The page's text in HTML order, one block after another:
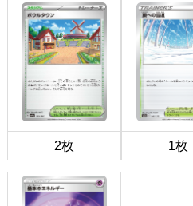
2枚 1枚